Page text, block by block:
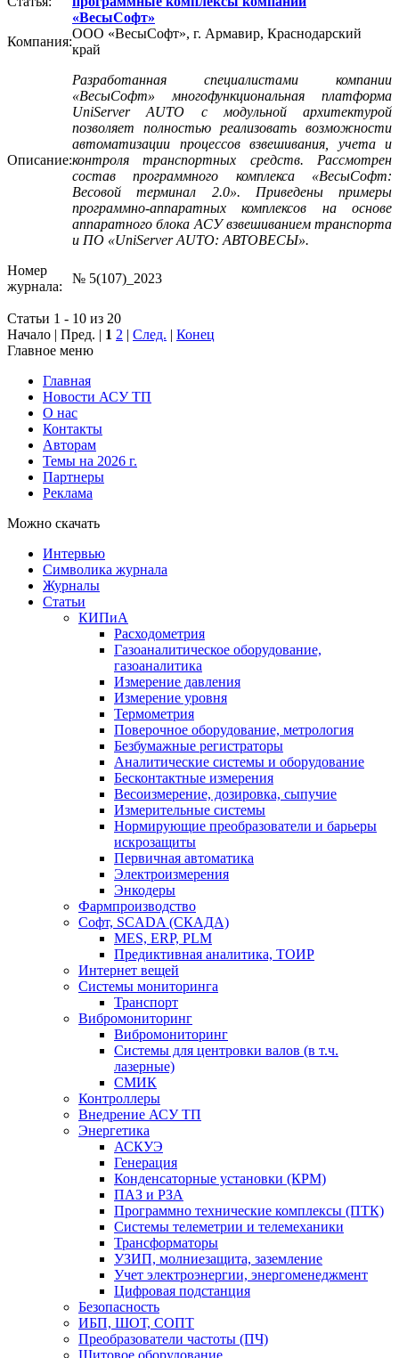
«ВесыСофт»
Компания:
ООО «ВесыСофт», г. Армавир, Краснодарский
край
Описание:
Разработанная специалистами компании
«ВесыСофт» многофункциональная платформа
UniServer AUTO с модульной архитектурой
позволяет полностью реализовать возможности
автоматизации процессов взвешивания, учета и
контроля транспортных средств. Рассмотрен
состав программного комплекса «ВесыСофт:
Весовой терминал 2.0». Приведены примеры
программно-аппаратных комплексов на основе
аппаратного блока АСУ взвешиванием транспорта
и ПО «UniServer AUTO: АВТОВЕСЫ».
Номер
журнала:
№ 5(107)_2023
Статьи 1 - 10 из 20
Начало | Пред. | 1 2 | След. | Конец
Главное меню
Главная
Новости АСУ ТП
О нас
Контакты
Авторам
Темы на 2026 г.
Партнеры
Реклама
Можно скачать
Интервью
Символика журнала
Журналы
Статьи
КИПиА
Расходометрия
Газоаналитическое оборудование,
газоаналитика
Измерение давления
Измерение уровня
Термометрия
Поверочное оборудование, метрология
Безбумажные регистраторы
Аналитические системы и оборудование
Бесконтактные измерения
Весоизмерение, дозировка, сыпучие
Измерительные системы
Нормирующие преобразователи и барьеры
искрозащиты
Первичная автоматика
Электроизмерения
Энкодеры
Фармпроизводство
Софт, SCADA (СКАДА)
MES, ERP, PLM
Предиктивная аналитика, ТОИР
Интернет вещей
Системы мониторинга
Транспорт
Вибромониторинг
Вибромониторинг
Системы для центровки валов (в т.ч.
лазерные)
СМИК
Контроллеры
Внедрение АСУ ТП
Энергетика
АСКУЭ
Генерация
Конденсаторные установки (КРМ)
ПАЗ и РЗА
Программно технические комплексы (ПТК)
Системы телеметрии и телемеханики
Трансформаторы
УЗИП, молниезащита, заземление
Учет электроэнергии, энергоменеджмент
Цифровая подстанция
Безопасность
ИБП, ШОТ, СОПТ
Преобразователи частоты (ПЧ)